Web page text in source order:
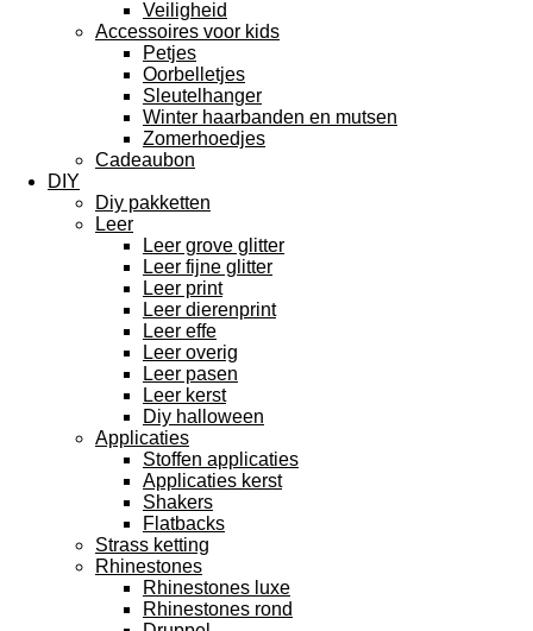
Veiligheid
Accessoires voor kids
Petjes
Oorbelletjes
Sleutelhanger
Winter haarbanden en mutsen
Zomerhoedjes
Cadeaubon
DIY
Diy pakketten
Leer
Leer grove glitter
Leer fijne glitter
Leer print
Leer dierenprint
Leer effe
Leer overig
Leer pasen
Leer kerst
Diy halloween
Applicaties
Stoffen applicaties
Applicaties kerst
Shakers
Flatbacks
Strass ketting
Rhinestones
Rhinestones luxe
Rhinestones rond